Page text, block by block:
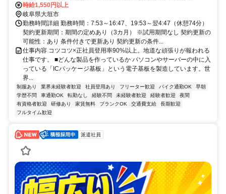
時給1,550円以上
岐阜県大垣市
勤務時間詳細 勤務時間：7:53～16:47、19:53～翌4:47（休憩74分）
契約更新期間：期間の定めあり（3カ月） ※試用期間なし 契約更新の
可能性：あり 条件付きで更新あり 契約更新の条件...
仕事内容 コツコツ×正社員登用率90%以上。地道な頑張りが報われる
仕事です。 ■どんな製品を作っているか パソコンやサーバーの中に入
っている「ICパッケージ基板」という電子基板を製造しています。世
界...
制服あり 業界未経験者歓迎 社員登用あり フリーター歓迎 バイク通勤OK
早朝
学歴不問
車通勤OK 転勤なし 経験不問 未経験者歓迎 経験者歓迎
夜間
有資格者歓迎
研修あり 家賃無料 ブランクOK 交通費支給
長期歓迎
フルタイム歓迎
派遣社員